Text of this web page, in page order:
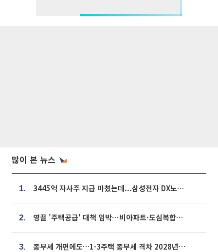
많이 본 뉴스
1. 3445억 자사주 지급 마쳤는데...삼성전자 DX노조, 뒤늦은 '떼쓰기 집회'
2. 영끌 '주택공급' 대책 임박⋯비아파트·도심복합까지 총동원
3. 종부세 개편에도…1·3주택 종부세 격차 2028년부터 확대